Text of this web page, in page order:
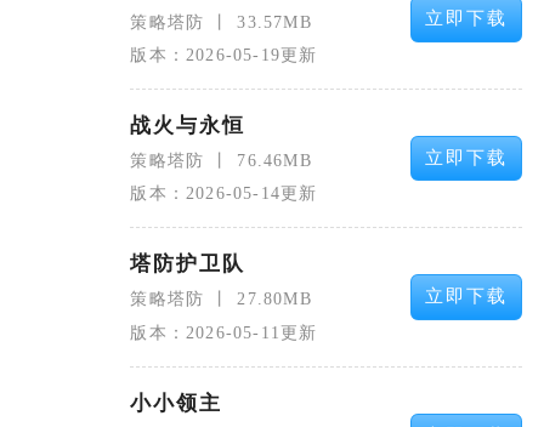
策略塔防
33.57MB
版本：2026-05-19更新
立即下载
战火与永恒
策略塔防
76.46MB
版本：2026-05-14更新
立即下载
塔防护卫队
策略塔防
27.80MB
版本：2026-05-11更新
立即下载
小小领主